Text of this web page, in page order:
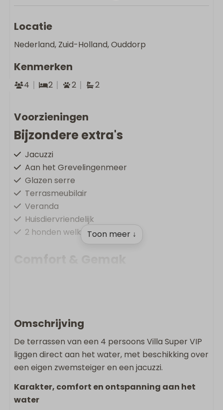
Locatie
Nederland, Zuid-Holland, Ouddorp
Kenmerken
4 2 2 2
Voorzieningen
Bijzondere extra's
Jacuzzi
Aan het Grevelingenmeer
Glazen serre
Terrasmeubilair
Veranda
Huisdiervriendelijk
2 honden welkom
Rookvrij
Wasmachine
Droger
Wonen & Koken
Vloeroppervlakte m2: 130
Flatscreen TV
Toon meer ↓
Omschrijving
De terrassen van een 4 persoons Villa Super VIP
liggen direct aan het water, met beschikking over
een eigen zwemsteiger en een jacuzzi.
Karakter, comfort en ontspanning aan het
water